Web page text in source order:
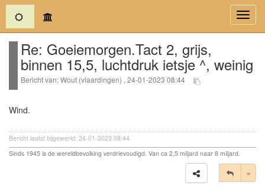
(current)
Re: Goeiemorgen.Tact 2, grijs,
binnen 15,5, luchtdruk ietsje ^, weinig
Bericht van: Wout (vlaardingen) , 24-01-2023 08:44
Wind.
Bericht laatst bijgewerkt: 24-01-2023 08:44
Sinds 1945 is de wereldbevolking verdrievoudigd. Van ca 2,5 miljard naar 8 miljard.